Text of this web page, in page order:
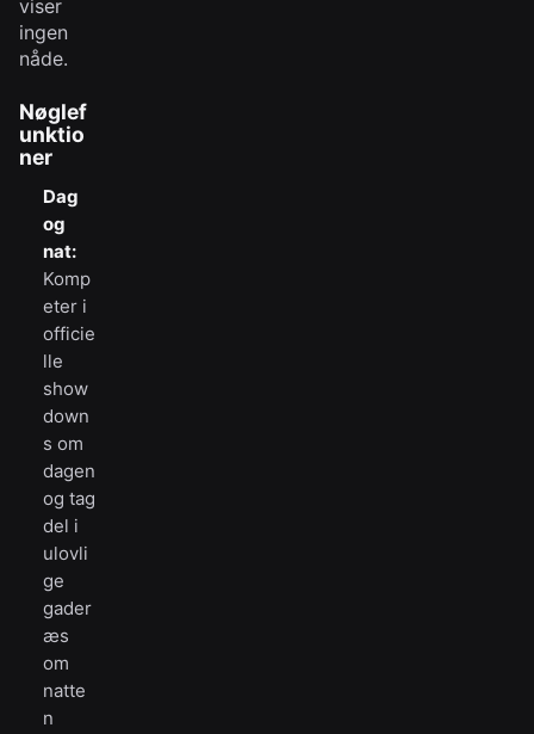
viser
ingen
nåde.
Nøglef
unktio
ner
Dag
og
nat:
Komp
eter i
officie
lle
show
down
s om
dagen
og tag
del i
ulovli
ge
gader
æs
om
natte
n